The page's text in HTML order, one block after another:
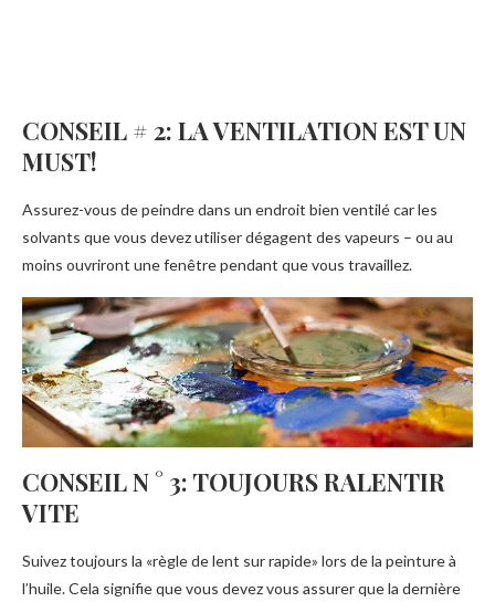
CONSEIL # 2: LA VENTILATION EST UN
MUST!
Assurez-vous de peindre dans un endroit bien ventilé car les
solvants que vous devez utiliser dégagent des vapeurs – ou au
moins ouvriront une fenêtre pendant que vous travaillez.
CONSEIL N ° 3: TOUJOURS RALENTIR
VITE
Suivez toujours la «règle de lent sur rapide» lors de la peinture à
l’huile. Cela signifie que vous devez vous assurer que la dernière